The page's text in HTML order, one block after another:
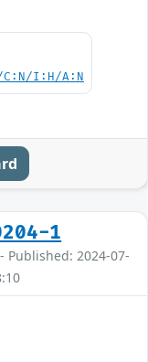
C:N/I:H/A:N
1
- Published: 2024-07-